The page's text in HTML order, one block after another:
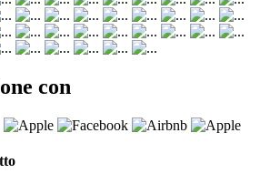
con